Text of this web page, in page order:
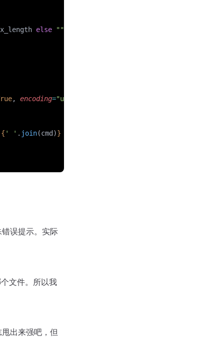
else ""
, encoding="utf-8"
{ ' ' . join(cmd)}
错误提示。实际
文件。所以我
出来强吧，但